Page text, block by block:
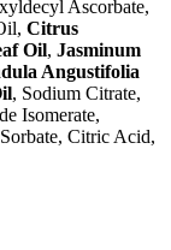
Ascorbate,
Citrus
Oil, Jasminum
Angustifolia
, Sodium Citrate,
Isomerate,
Citric Acid,